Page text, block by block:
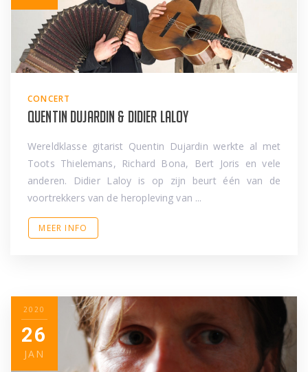
CONCERT
Quentin Dujardin & Didier Laloy
Wereldklasse gitarist Quentin Dujardin werkte al met
Toots Thielemans, Richard Bona, Bert Joris en vele
anderen. Didier Laloy is op zijn beurt één van de
voortrekkers van de heropleving van ...
MEER INFO
2020
26
JAN